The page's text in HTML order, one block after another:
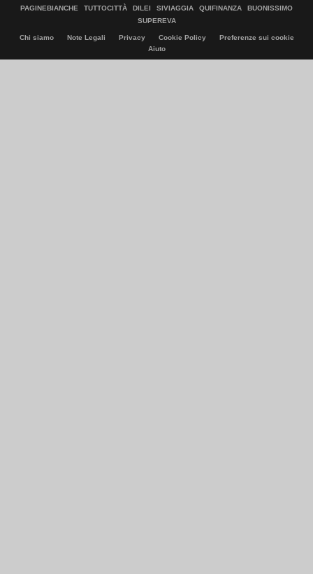
PAGINEBIANCHE
TUTTOCITTÀ DILEI SIVIAGGIA QUIFINANZA
BUONISSIMO
SUPEREVA
Chi siamo Note Legali Privacy Cookie Policy
Preferenze sui cookie
Aiuto